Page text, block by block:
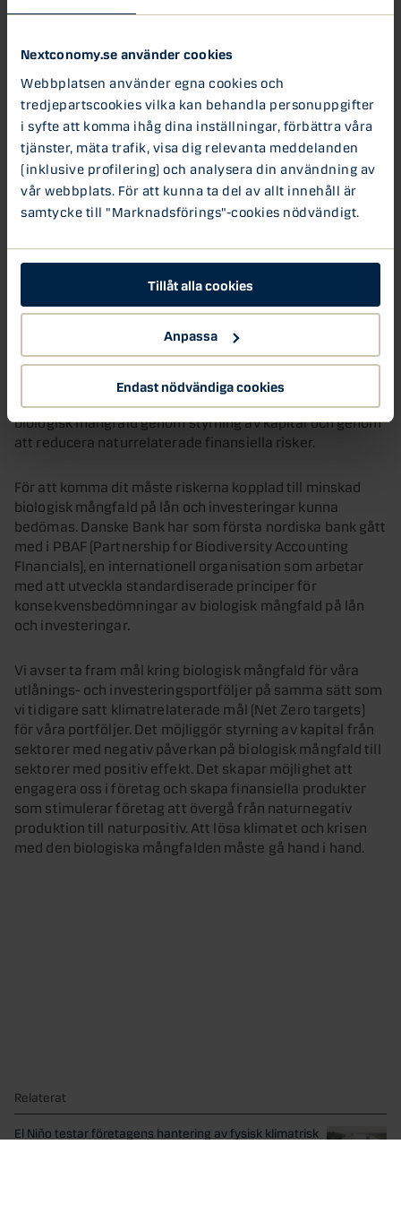
Nextconomy.se använder cookies
Webbplatsen använder egna cookies och
tredjepartscookies vilka kan behandla personuppgifter
i syfte att komma ihåg dina inställningar, förbättra våra
tjänster, mäta trafik, visa dig relevanta meddelanden
(inklusive profilering) och analysera din användning av
vår webbplats. För att kunna ta del av allt innehåll är
samtycke till "Marknadsförings"-cookies nödvändigt.
Tillåt alla cookies
Anpassa
Endast nödvändiga cookies
Samu Slotte
naturen och dess
Samu Slotte, Global Head of
Sustainable Finance på Danske Bank
Krisen inom biologisk mångfald och ekosystemens
tillstånd är nära besläktad med en eskalerande
klimatkris. En av de fem största drivkrafterna bakom
förändrad biologisk mångfald är just klimatförändringen.
Men frågan om biologisk mångfald har ännu inte
ögonblicket” för biologisk mångfald, har skjutits upp flera
gånger och det är oklart när det kommer att hållas.
Det krävs snabba åtgärder för att ställa om den globala
ekonomin från en ”naturtärande” ekonomi till en ekonomi
som stödjer samhället både på kort och lång sikt.
Finansbranschen spelar en viktig roll i att bevara
biologisk mångfald genom styrning av kapital och genom
att reducera naturrelaterade finansiella risker.
För att komma dit måste riskerna kopplad till minskad
biologisk mångfald på lån och investeringar kunna
bedömas. Danske Bank har som första nordiska bank gått
med i PBAF (Partnership for Biodiversity Accounting
FInancials), en internationell organisation som arbetar
med att utveckla standardiserade principer för
konsekvensbedömningar av biologisk mångfald på lån
och investeringar.
Vi avser ta fram mål kring biologisk mångfald för våra
utlånings- och investeringsportföljer på samma sätt som
vi tidigare satt klimatrelaterade mål (Net Zero targets)
för våra portföljer. Det möjliggör styrning av kapital från
sektorer med negativ påverkan på biologisk mångfald till
sektorer med positiv effekt. Det skapar möjlighet att
engagera oss i företag och skapa finansiella produkter
som stimulerar företag att övergå från naturnegativ
produktion till naturpositiv. Att lösa klimatet och krisen
med den biologiska mångfalden måste gå hand i hand.
Relaterat
El Niño testar företagens hantering av fysisk klimatrisk